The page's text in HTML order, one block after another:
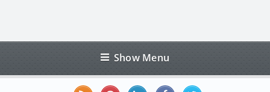
Show Menu